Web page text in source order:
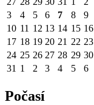
3
4 5 6 7 8
9
10 11 12 13 14 15 16
17 18 19 20 21 22 23
24 25 26 27 28 29 30
31 1 2 3 4 5 6
Počasí